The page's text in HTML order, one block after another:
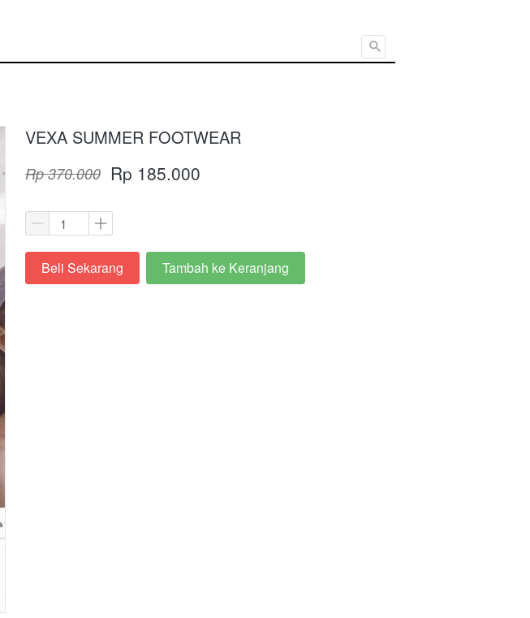
VEXA SUMMER FOOTWEAR
Rp 370.000 Rp 185.000
`Beli Sekarang `
Tambah ke Keranjang